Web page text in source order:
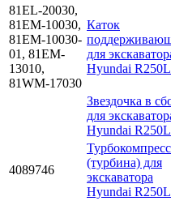
81EL-20030,
81EM-10030,
81EM-10030-
01, 81EM-
13010,
81WM-17030
Каток
для
Hyundai
Звездочка в
для
Hyundai
4089746
(турбина) для
экскаватора
Hyundai